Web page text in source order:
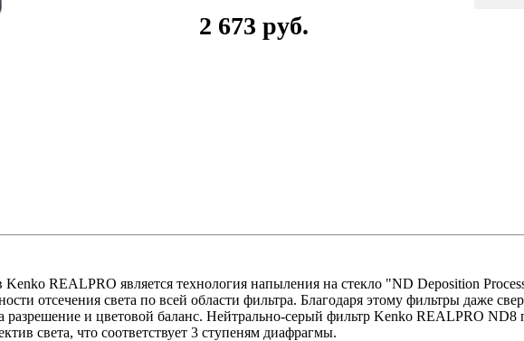
2 673 руб.
REALPRO является технология напыления на стекло "ND Deposition
отсечения света по всей области фильтра. Благодаря этому фильтры даже
разрешение и цветовой баланс. Нейтрально-серый фильтр Kenko REALPRO ND8
света, что соответствует 3 ступеням диафрагмы.